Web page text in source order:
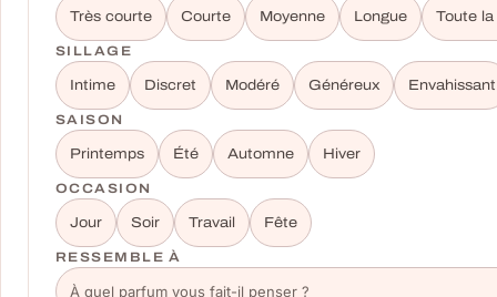
Très courte Courte Moyenne Longue Toute
SILLAGE
Intime Discret Modéré Généreux Envahissant
SAISON
Printemps Été Automne Hiver
OCCASION
Jour Soir Travail Fête
RESSEMBLE À